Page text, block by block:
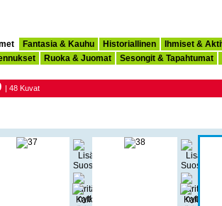
Fantasia & Kauhu Historiallinen
Ihmiset &
Ruoka & Juomat Sesongit & Tapahtumat
| 48 Kuvat